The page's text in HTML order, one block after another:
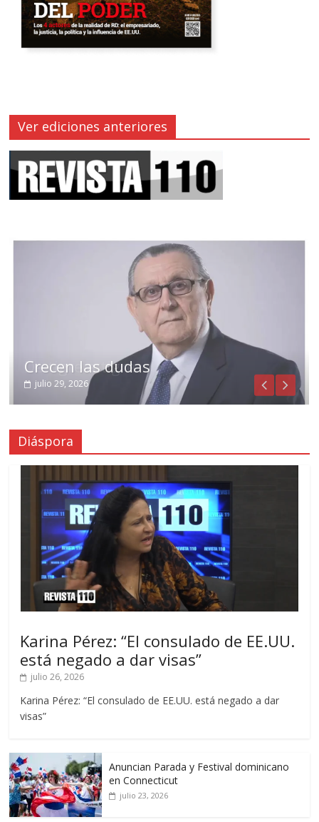
Ver ediciones anteriores
Crecen las dudas
julio 29, 2026
Diáspora
Karina Pérez: “El consulado de EE.UU.
está negado a dar visas”
julio 26, 2026
Karina Pérez: “El consulado de EE.UU. está negado a dar
visas”
Anuncian Parada y Festival dominicano
en Connecticut
julio 23, 2026